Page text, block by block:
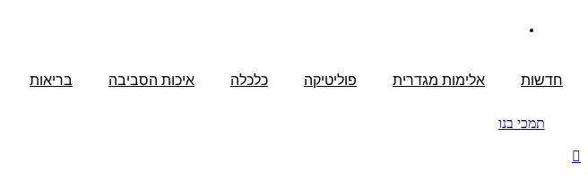
חדשות אלימות מגדרית פוליטיקה כלכלה איכות הסביבה בריאות
תמכי בנו